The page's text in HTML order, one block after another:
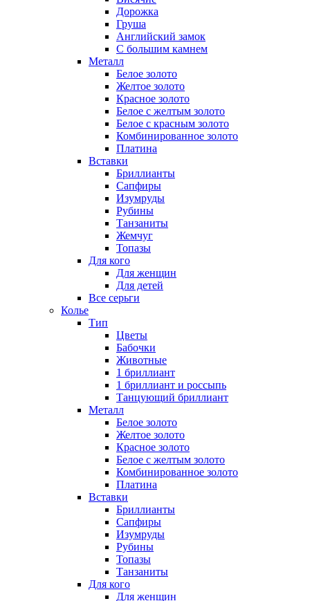
Дорожка
Груша
Английский замок
С большим камнем
Металл
Белое золото
Желтое золото
Красное золото
Белое с желтым золото
Белое с красным золото
Комбинированное золото
Платина
Вставки
Бриллианты
Сапфиры
Изумруды
Рубины
Танзаниты
Жемчуг
Топазы
Для кого
Для женщин
Для детей
Все серьги
Колье
Тип
Цветы
Бабочки
Животные
1 бриллиант
1 бриллиант и россыпь
Танцующий бриллиант
Металл
Белое золото
Желтое золото
Красное золото
Белое с желтым золото
Комбинированное золото
Платина
Вставки
Бриллианты
Сапфиры
Изумруды
Рубины
Топазы
Танзаниты
Для кого
Для женщин